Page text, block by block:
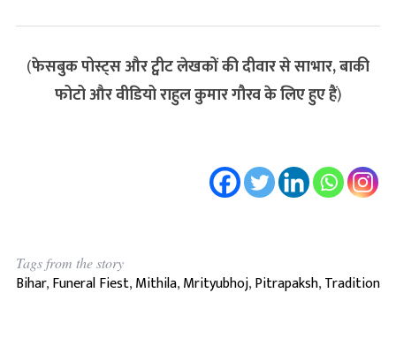
(फेसबुक पोस्ट्स और ट्वीट लेखकों की दीवार से साभार, बाकी
फोटो और वीडियो राहुल कुमार गौरव के लिए हुए हैं)
Tags from the story
Bihar,Funeral Fiest,Mithila,Mrityubhoj,Pitrapaksh,Tradition